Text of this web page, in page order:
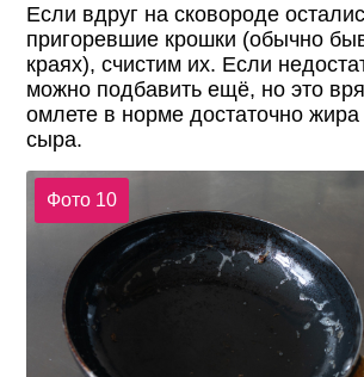
Если вдруг на сковороде
пригоревшие крошки (обычно
краях), счистим их. Если
можно подбавить ещё, но это
омлете в норме достаточно жира
сыра.
Фото 10